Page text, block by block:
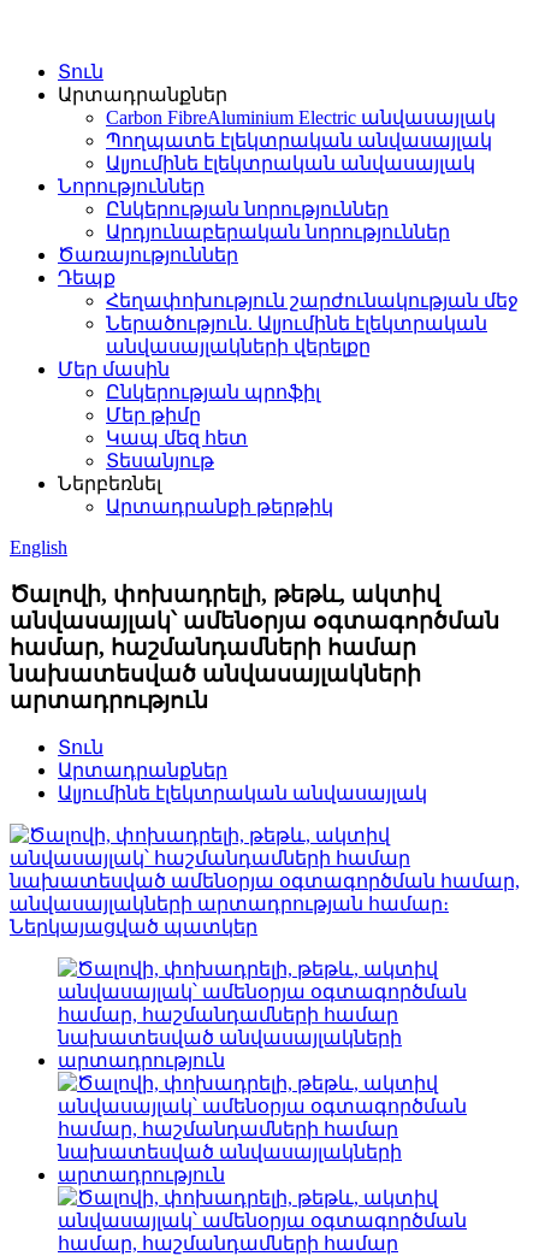
Տուն
Արտադրանքներ
Carbon FibreAluminium Electric անվասայլակ
Պողպատե էլեկտրական անվասայլակ
Ալյումինե էլեկտրական անվասայլակ
Նորություններ
Ընկերության նորություններ
Արդյունաբերական նորություններ
Ծառայություններ
Դեպք
Հեղափոխություն շարժունակության մեջ
Ներածություն. Ալյումինե էլեկտրական
անվասայլակների վերելքը
Մեր մասին
Ընկերության պրոֆիլ
Մեր թիմը
Կապ մեզ հետ
Տեսանյութ
Ներբեռնել
Արտադրանքի թերթիկ
English
Ծալովի, փոխադրելի, թեթև, ակտիվ
անվասայլակ՝ ամենօրյա օգտագործման
համար, հաշմանդամների համար
նախատեսված անվասայլակների
արտադրություն
Տուն
Արտադրանքներ
Ալյումինե էլեկտրական անվասայլակ